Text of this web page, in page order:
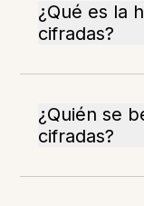
¿Qué es la
cifradas?
¿Quién se
cifradas?